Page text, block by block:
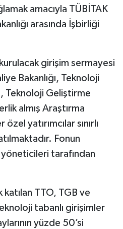
amacıyla TÜBİTAK
arasında İşbirliği
girişim sermayesi
Bakanlığı, Teknoloji
Teknoloji Geliştirme
almış Araştırma
yatırımcılar sınırlı
Fonun
tarafından
katılan TTO, TGB ve
tabanlı girişimler
yüzde 50’si